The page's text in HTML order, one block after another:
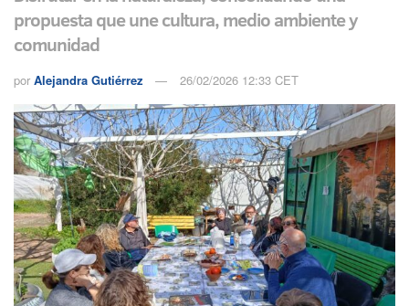
propuesta que une cultura, medio ambiente y
comunidad
por Alejandra Gutiérrez 26/02/2026 12:33 CET